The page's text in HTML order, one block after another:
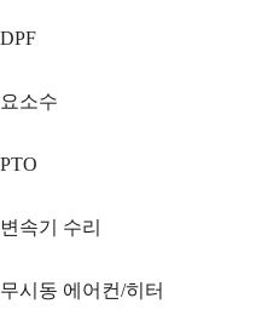
DPF
요소수
PTO
변속기 수리
무시동 에어컨/히터